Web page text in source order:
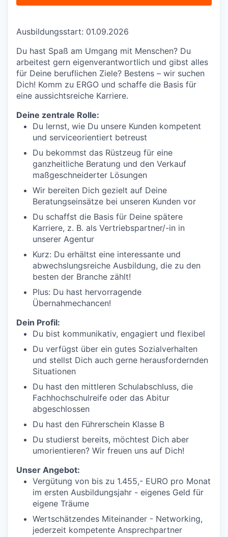
Ausbildungsstart: 01.09.2026
Du hast Spaß am Umgang mit Menschen? Du
arbeitest gern eigenverantwortlich und gibst alles
für Deine beruflichen Ziele? Bestens – wir suchen
Dich! Komm zu ERGO und schaffe die Basis für
eine aussichtsreiche Karriere.
Deine zentrale Rolle:
Du lernst, wie Du unsere Kunden kompetent
und serviceorientiert betreust
Du bekommst das Rüstzeug für eine
ganzheitliche Beratung und den Verkauf
maßgeschneiderter Lösungen
Wir bereiten Dich gezielt auf Deine
Beratungseinsätze bei unseren Kunden vor
Du schaffst die Basis für Deine spätere
Karriere, z. B. als Vertriebspartner/-in in
unserer Agentur
Kurz: Du erhältst eine interessante und
abwechslungsreiche Ausbildung, die zu den
besten der Branche zählt!
Plus: Du hast hervorragende
Übernahmechancen!
Dein Profil:
Du bist kommunikativ, engagiert und flexibel
Du verfügst über ein gutes Sozialverhalten
und stellst Dich auch gerne herausfordernden
Situationen
Du hast den mittleren Schulabschluss, die
Fachhochschulreife oder das Abitur
abgeschlossen
Du hast den Führerschein Klasse B
Du studierst bereits, möchtest Dich aber
umorientieren? Wir freuen uns auf Dich!
Unser Angebot:
Vergütung von bis zu 1.455,- EURO pro Monat
im ersten Ausbildungsjahr - eigenes Geld für
eigene Träume
Wertschätzendes Miteinander - Networking,
jederzeit kompetente Ansprechpartner